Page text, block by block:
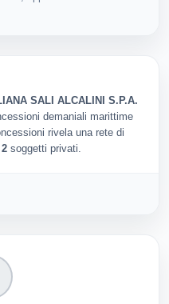
SALI ALCALINI S.P.A.
demaniali marittime
rivela una rete di
2 soggetti privati.